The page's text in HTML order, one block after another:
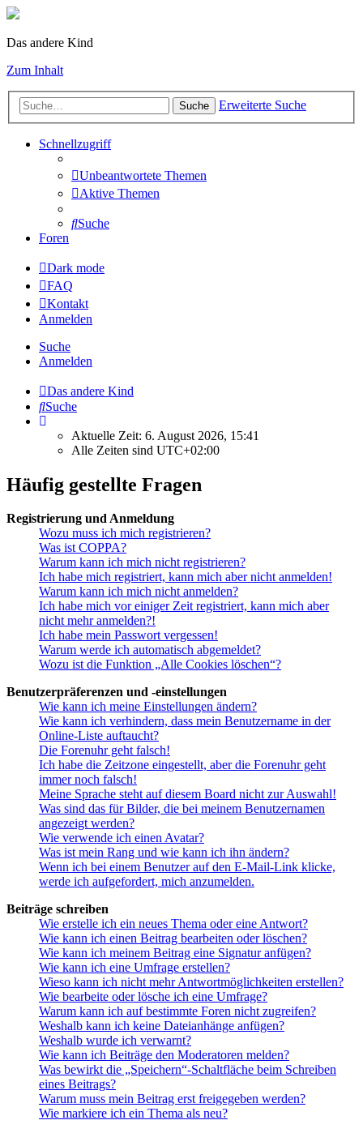
Das andere Kind
Zum Inhalt
Suche Erweiterte Suche
Schnellzugriff
Unbeantwortete Themen
Aktive Themen
Suche
Foren
Dark mode
FAQ
Kontakt
Anmelden
Suche
Anmelden
Das andere Kind
Suche
Aktuelle Zeit: 6. August 2026, 15:41
Alle Zeiten sind UTC+02:00
Häufig gestellte Fragen
Registrierung und Anmeldung
Wozu muss ich mich registrieren?
Was ist COPPA?
Warum kann ich mich nicht registrieren?
Ich habe mich registriert, kann mich aber nicht anmelden!
Warum kann ich mich nicht anmelden?
Ich habe mich vor einiger Zeit registriert, kann mich aber
nicht mehr anmelden?!
Ich habe mein Passwort vergessen!
Warum werde ich automatisch abgemeldet?
Wozu ist die Funktion „Alle Cookies löschen“?
Benutzerpräferenzen und -einstellungen
Wie kann ich meine Einstellungen ändern?
Wie kann ich verhindern, dass mein Benutzername in der
Online-Liste auftaucht?
Die Forenuhr geht falsch!
Ich habe die Zeitzone eingestellt, aber die Forenuhr geht
immer noch falsch!
Meine Sprache steht auf diesem Board nicht zur Auswahl!
Was sind das für Bilder, die bei meinem Benutzernamen
angezeigt werden?
Wie verwende ich einen Avatar?
Was ist mein Rang und wie kann ich ihn ändern?
Wenn ich bei einem Benutzer auf den E-Mail-Link klicke,
werde ich aufgefordert, mich anzumelden.
Beiträge schreiben
Wie erstelle ich ein neues Thema oder eine Antwort?
Wie kann ich einen Beitrag bearbeiten oder löschen?
Wie kann ich meinem Beitrag eine Signatur anfügen?
Wie kann ich eine Umfrage erstellen?
Wieso kann ich nicht mehr Antwortmöglichkeiten erstellen?
Wie bearbeite oder lösche ich eine Umfrage?
Warum kann ich auf bestimmte Foren nicht zugreifen?
Weshalb kann ich keine Dateianhänge anfügen?
Weshalb wurde ich verwarnt?
Wie kann ich Beiträge den Moderatoren melden?
Was bewirkt die „Speichern“-Schaltfläche beim Schreiben
eines Beitrags?
Warum muss mein Beitrag erst freigegeben werden?
Wie markiere ich ein Thema als neu?